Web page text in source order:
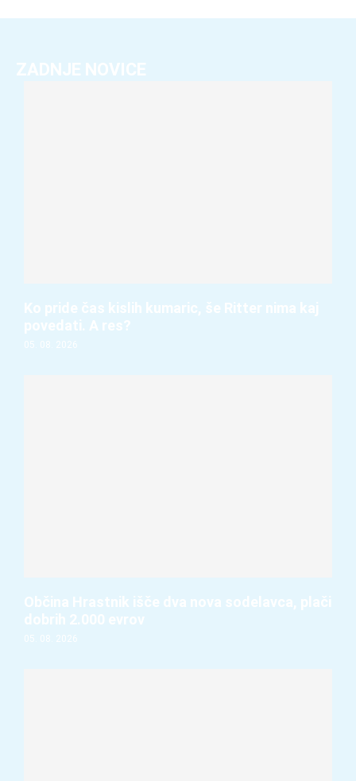
ZADNJE NOVICE
Ko pride čas kislih kumaric, še Ritter nima kaj
povedati. A res?
05. 08. 2026
Občina Hrastnik išče dva nova sodelavca, plači
dobrih 2.000 evrov
05. 08. 2026